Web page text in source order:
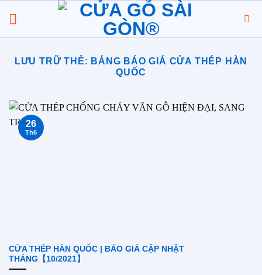
đến
nội
LƯU TRỮ THẺ: BẢNG BÁO GIÁ CỬA THÉP HÀN
QUỐC
CỬA THÉP HÀN QUỐC | BÁO GIÁ CẬP NHẬT
THÁNG【10/2021】
26
Th6